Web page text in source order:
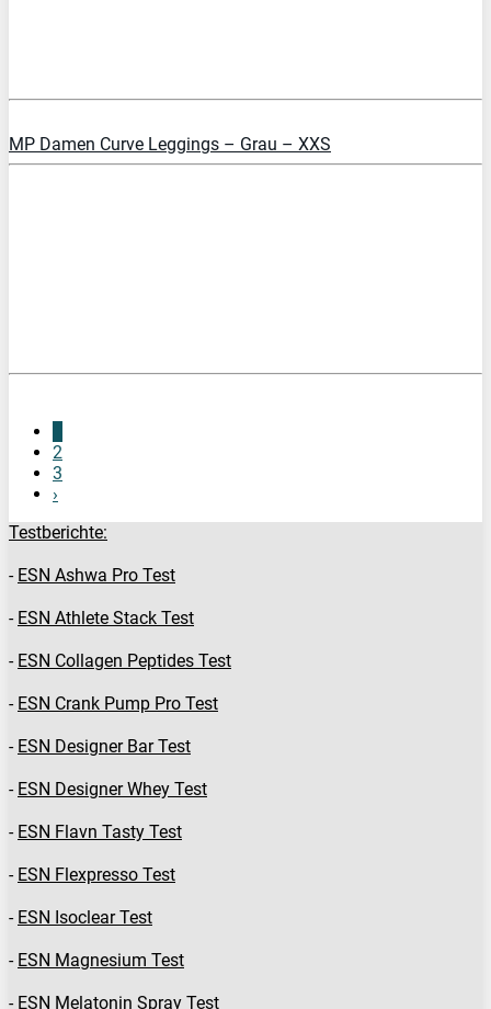
MP Damen Curve Leggings – Grau – XXS
2
3
›
Testberichte:
- ESN Ashwa Pro Test
- ESN Athlete Stack Test
- ESN Collagen Peptides Test
- ESN Crank Pump Pro Test
- ESN Designer Bar Test
- ESN Designer Whey Test
- ESN Flavn Tasty Test
- ESN Flexpresso Test
- ESN Isoclear Test
- ESN Magnesium Test
- ESN Melatonin Spray Test